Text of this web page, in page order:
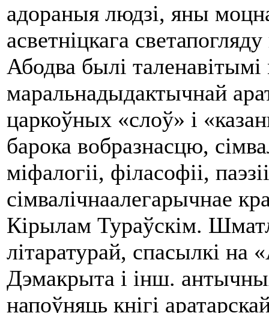
адораныя людзі, яны
асветніцкага
Абодва былі таленавітымі
маральнадыдактычнай
царкоўных «слоў» i
барока вобразнасцю,
міфалогіі, філасофіі,
сімвалічнаалегарычнае
Кірылам Тураўскім.
літаратурай, спасылкі
Дэмакрыта i інш.
напоўняць кнігі